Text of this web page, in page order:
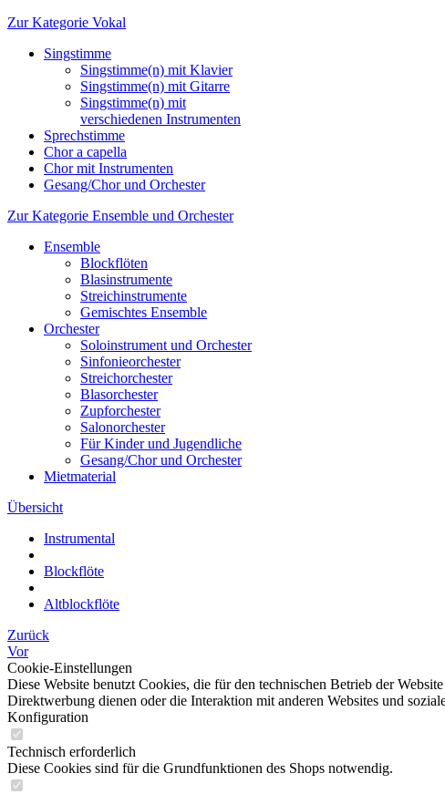
Zur Kategorie Vokal
Singstimme
Singstimme(n) mit Klavier
Singstimme(n) mit Gitarre
Singstimme(n) mit
verschiedenen Instrumenten
Sprechstimme
Chor a capella
Chor mit Instrumenten
Gesang/Chor und Orchester
Zur Kategorie Ensemble und Orchester
Ensemble
Blockflöten
Blasinstrumente
Streichinstrumente
Gemischtes Ensemble
Orchester
Soloinstrument und Orchester
Sinfonieorchester
Streichorchester
Blasorchester
Zupforchester
Salonorchester
Für Kinder und Jugendliche
Gesang/Chor und Orchester
Mietmaterial
Übersicht
Instrumental
Blockflöte
Altblockflöte
Zurück
Vor
Cookie-Einstellungen
Diese Website benutzt Cookies, die für den technischen Betrieb der
Direktwerbung dienen oder die Interaktion mit anderen Websites und
Konfiguration
Technisch erforderlich
Diese Cookies sind für die Grundfunktionen des Shops notwendig.